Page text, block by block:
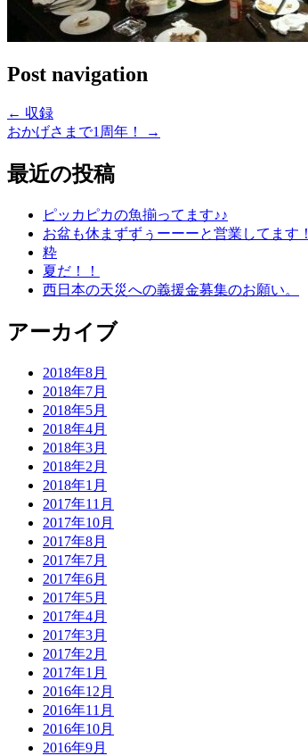
Post navigation
← 収録
おかげさまで1周年！
→
最近の投稿
ピッカピカの魚揃ってます♪♪
お盆も休まずずぅーーーと営業してます！
粋
夏だ！！
西日本の天災への義援金募集のお願い。
アーカイブ
2018年8月
2018年7月
2018年5月
2018年4月
2018年3月
2018年2月
2018年1月
2017年11月
2017年10月
2017年8月
2017年7月
2017年6月
2017年5月
2017年4月
2017年3月
2017年2月
2017年1月
2016年12月
2016年11月
2016年10月
2016年9月